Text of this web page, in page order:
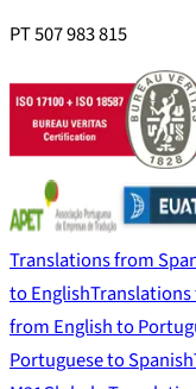
PT 507 983 815
Translations from
to English
from English to
Portuguese to Spanish